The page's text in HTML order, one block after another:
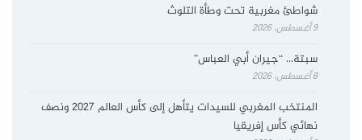
شواطئ مغربية تحت وطأة التلوث
9 أغسطس، 2026
سبتة… “جيران أبي العباس”
8 أغسطس، 2026
المنتخب المغربي للسيدات يتأهل إلى كأس العالم 2027 ونصف
نهائي كأس إفريقيا